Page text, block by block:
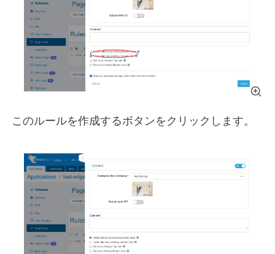
このルールを作成するボタンをクリックします。